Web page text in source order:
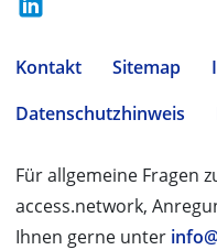
Kontakt Sitemap
Datenschutzhinweis
Für allgemeine Fragen
access.network,
Ihnen gerne unter